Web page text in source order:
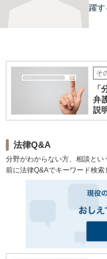
躍す
す。
企
と
そ
弁
説
法律Q&A
分野がわからない方、相談と
前に法律Q&Aでキーワード検